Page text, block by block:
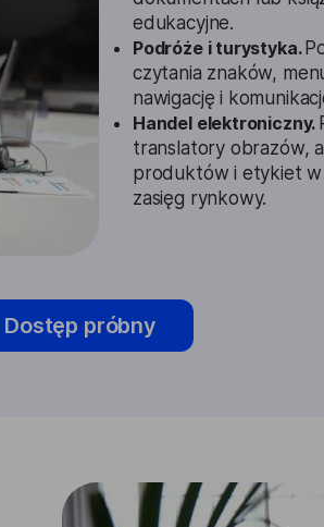
edukacyjne.
Podróże i turystyka.
czytania znaków,
nawigację i
Handel elektroniczny.
translatory obrazów,
produktów i etykiet w
zasięg rynkowy.
Dostęp próbny